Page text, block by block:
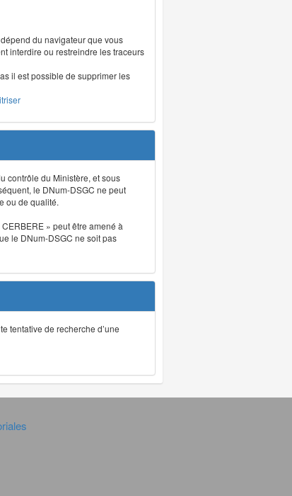
du navigateur que vous
interdire ou restreindre les traceurs
il est possible de supprimer les
contrôle du Ministère, et sous
le DNum-DSGC ne peut
ou de qualité.
» peut être amené à
le DNum-DSGC ne soit pas
tentative de recherche d’une